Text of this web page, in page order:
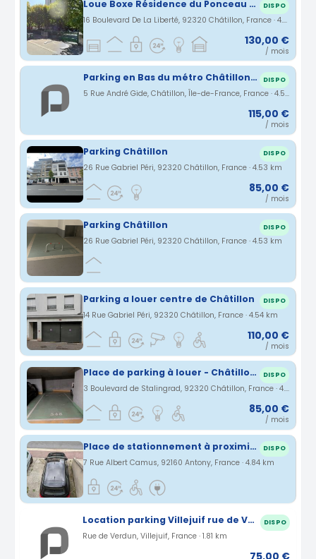
Loue Boxe Résidence du Ponceau 16 Bd de la Liberté 92320 Chatillon DISPO
16 Boulevard De La Liberté, 92320 Châtillon, France · 4.43 km
130,00 €
/ mois
Parking en Bas du métro Châtillon-Montrouge DISPO
5 Rue André Gide, Châtillon, Île-de-France, France · 4.52 km
115,00 €
/ mois
Parking Châtillon DISPO
26 Rue Gabriel Péri, 92320 Châtillon, France · 4.53 km
85,00 €
/ mois
Parking Châtillon DISPO
26 Rue Gabriel Péri, 92320 Châtillon, France · 4.53 km
Parking a louer centre de Châtillon DISPO
14 Rue Gabriel Péri, 92320 Châtillon, France · 4.54 km
110,00 €
/ mois
Place de parking à louer - Châtillon (terminus ligne 13) DISPO
3 Boulevard de Stalingrad, 92320 Châtillon, France · 4.54 km
85,00 €
/ mois
Place de stationnement à proximité de la navette ORLYVAL - Gare RER B d'Antony - Aéroport d'Orly DISPO
7 Rue Albert Camus, 92160 Antony, France · 4.84 km
Location parking Villejuif rue de Verdun (94) DISPO
Rue de Verdun, Villejuif, France · 1.81 km